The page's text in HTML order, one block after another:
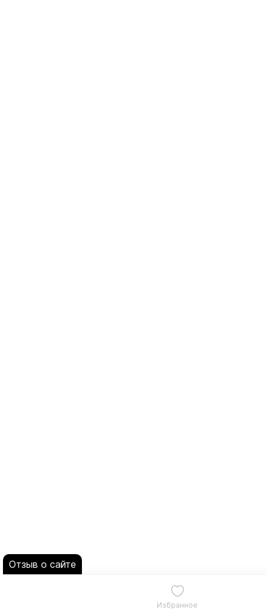
Избранное
Отзыв о сайте